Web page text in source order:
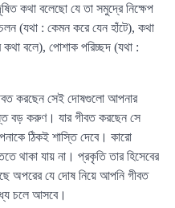
কথা বলেছো যে তা সমুদ্রে নিক্ষেপ
(যথা : কেমন করে যেন হাঁটে), কথা
কথা বলে), পোশাক পরিচ্ছদ (যথা :
করছেন সেই দোষগুলো আপনার
বড় করুণ। যার গীবত করছেন সে
ঠিকই শাস্তি দেবে। কারো
থাকা যায় না। প্রকৃতি তার হিসেবের
অপরের যে দোষ নিয়ে আপনি গীবত
চলে আসবে।